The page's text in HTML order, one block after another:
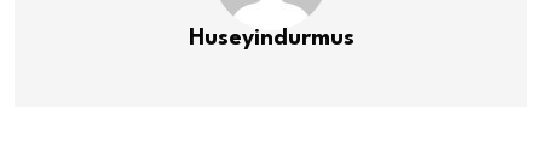
Huseyindurmus